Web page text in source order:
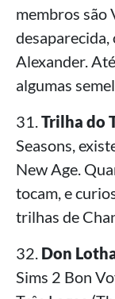
membros são
desaparecida,
Alexander.
algumas
31. Trilha do
Seasons,
New Age.
tocam, e
trilhas de
32. Don
Sims 2 Bon